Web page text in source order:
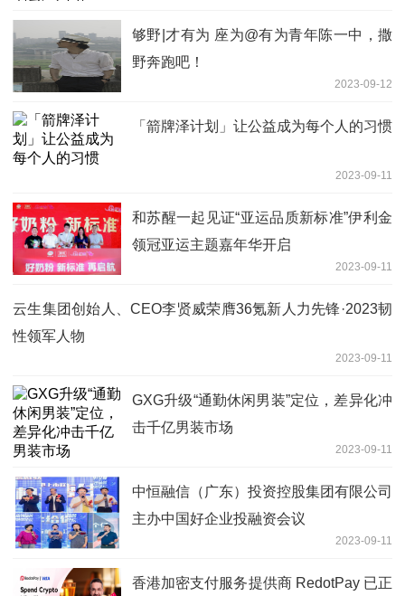
够野|才有为 座为@有为青年陈一中，撒
野奔跑吧！
2023-09-12
「箭牌泽计划」让公益成为每个人的习惯
2023-09-11
和苏醒一起见证“亚运品质新标准”伊利金
领冠亚运主题嘉年华开启
2023-09-11
云生集团创始人、CEO李贤威荣膺36氪新人力先锋·2023韧
性领军人物
2023-09-11
GXG升级“通勤休闲男装”定位，差异化冲
击千亿男装市场
2023-09-11
中恒融信（广东）投资控股集团有限公司
主办中国好企业投融资会议
2023-09-11
香港加密支付服务提供商 RedotPay 已正